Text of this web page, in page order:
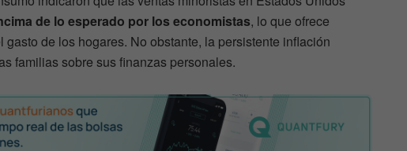
de lo esperado por los economistas, lo que ofrece
de los hogares. No obstante, la persistente inflación
familias sobre sus finanzas personales.